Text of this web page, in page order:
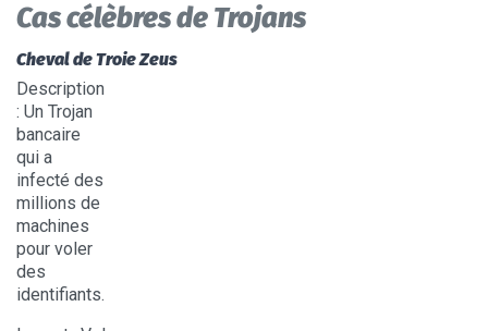
Cas célèbres de Trojans
Cheval de Troie Zeus
Description
: Un Trojan
bancaire
qui a
infecté des
millions de
machines
pour voler
des
identifiants.